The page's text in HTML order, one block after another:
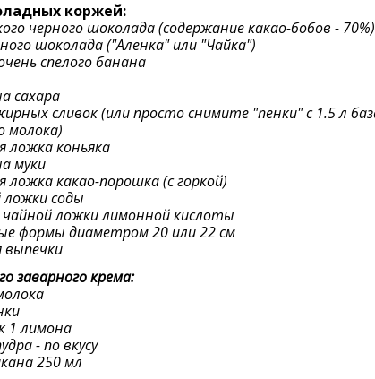
коржей:
черного шоколада (содержание какао-бобов - 70%)
шоколада ("Аленка" или "Чайка")
спелого банана
сахара
сливок (или просто снимите "пенки" с 1.5 л
молока)
ложка коньяка
муки
ложка какао-порошка (с горкой)
ложки соды
ложки лимонной кислоты
формы диаметром 20 или 22 см
выпечки
заварного крема:
1 лимона
- по вкусу
250 мл